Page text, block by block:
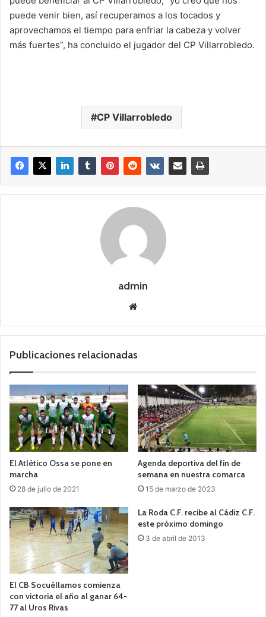
puede venir bien, así recuperamos a los tocados y
aprovechamos el tiempo para enfriar la cabeza y volver
más fuertes”, ha concluido el jugador del CP Villarrobledo.
CP Villarrobledo
admin
we
Publicaciones relacionadas
El Atlético Ossa se pone en
marcha
28 de julio de 2021
Agenda deportiva del fin de
semana en nuestra comarca
15 de marzo de 2023
El CB Socuéllamos comienza
con victoria el año al ganar 64-
77 al Uros Rivas
La Roda C.F. recibe al Cádiz C.F.
este próximo domingo
3 de abril de 2013